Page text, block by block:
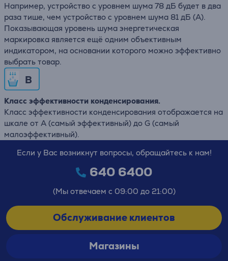
Например, устройство с уровнем шума 78 дБ будет в два
раза тише, чем устройство с уровнем шума 81 дБ (А).
Показывающая уровень шума энергетическая
маркировка является ещё одним объективным
индикатором, на основании которого можно эффективно
выбрать товар.
B
Класс эффективности конденсирования.
Класс эффективности конденсирования отображается на
шкале от А (самый эффективный) до G (самый
малоэффективный).
Если у Вас возникнут вопросы, обращайтесь к нам!
640 6400
(Мы отвечаем с 09:00 до 21:00)
Обслуживание клиентов
Магазины